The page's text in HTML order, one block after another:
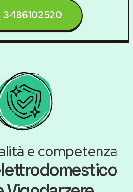
3486102520
e competenza